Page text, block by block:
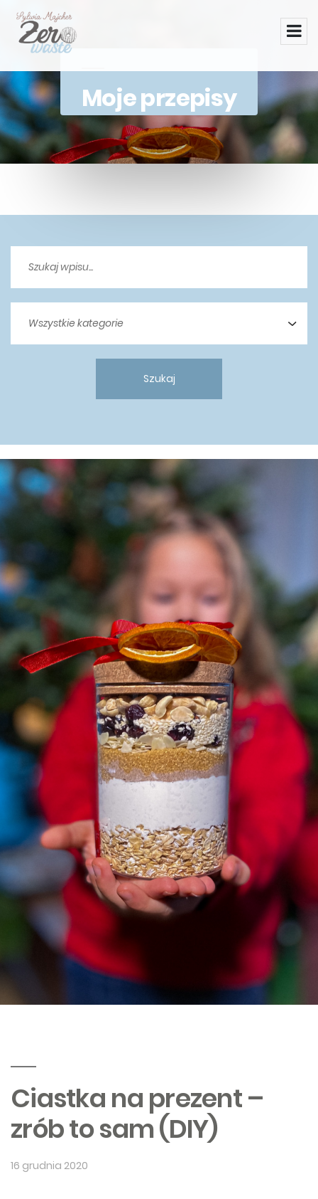
Moje przepisy
Szukaj
Ciastka na prezent –
zrób to sam (DIY)
16 grudnia 2020